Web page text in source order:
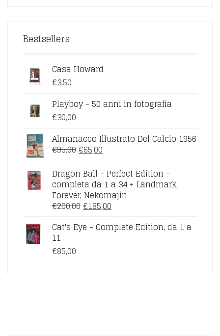
Bestsellers
Casa Howard
€3,50
Playboy - 50 anni in fotografia
€30,00
Almanacco Illustrato Del Calcio 1956
€95,00IL
ORIGINALE
ERA:
€95,00.
€65,00
ATTUALE
È:
€65,00.
Dragon Ball - Perfect Edition -
completa da 1 a 34 + Landmark,
Forever, Nekomajin
€200,00IL
ORIGINALE
€185,00
ATTUALE
Cat's Eye - Complete Edition, da 1 a
11
€85,00